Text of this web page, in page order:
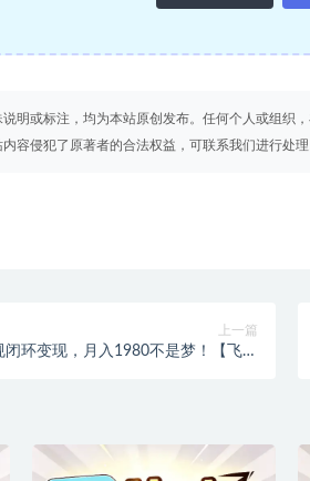
明或标注，均为本站原创发布。任何个人或组织
容侵犯了原著者的合法权益，可联系我们进行处理
上一篇
闭环变现，月入1980不是梦！【飞书